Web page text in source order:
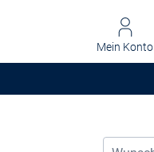
Mein Konto